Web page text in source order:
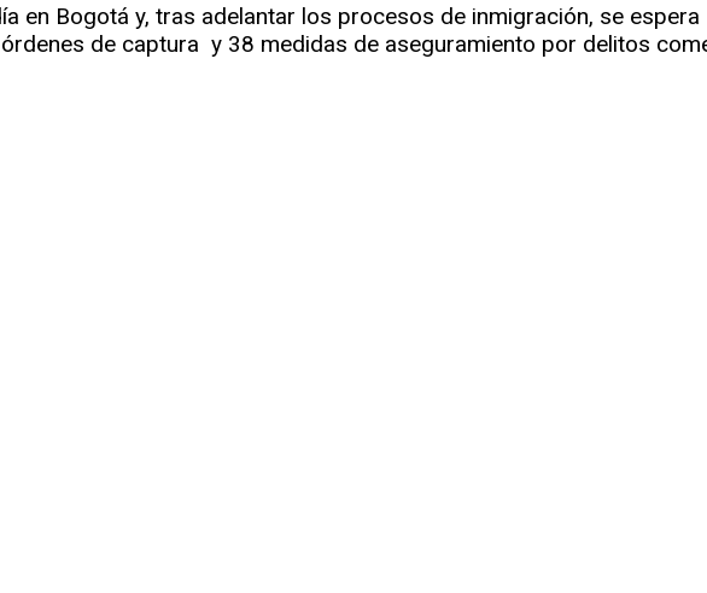
en Bogotá y, tras adelantar los procesos de inmigración, se
de captura y 38 medidas de aseguramiento por delitos